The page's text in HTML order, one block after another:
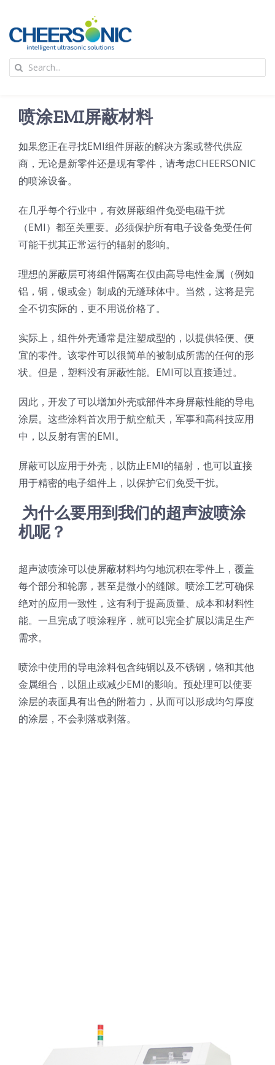
content
应用
超声波设备
技术及原理
氢能技术科普
光伏技术科普
半导体技术科普
医疗器械技术科普
超声波喷涂原理
喷涂的影响因素
超声波喷雾成型系统
流量
耐化学腐蚀的喷嘴
新闻
联系我们
关于我们
中文
中文
Search
喷涂EMI屏蔽材料
如果您正在寻找EMI组件屏蔽的解决方案或替代供应
商，无论是新零件还是现有零件，请考虑CHEERSONIC
的喷涂设备。
在几乎每个行业中，有效屏蔽组件免受电磁干扰
（EMI）都至关重要。必须保护所有电子设备免受任何
可能干扰其正常运行的辐射的影响。
理想的屏蔽层可将组件隔离在仅由高导电性金属（例如
铝，铜，银或金）制成的无缝球体中。当然，这将是完
全不切实际的，更不用说价格了。
实际上，组件外壳通常是注塑成型的，以提供轻便、便
宜的零件。该零件可以很简单的被制成所需的任何的形
状。但是，塑料没有屏蔽性能。EMI可以直接通过。
因此，开发了可以增加外壳或部件本身屏蔽性能的导电
涂层。这些涂料首次用于航空航天，军事和高科技应用
中，以反射有害的EMI。
屏蔽可以应用于外壳，以防止EMI的辐射，也可以直接
用于精密的电子组件上，以保护它们免受干扰。
为什么要用到我们的超声波喷涂
机呢？
超声波喷涂可以使屏蔽材料均匀地沉积在零件上，覆盖
每个部分和轮廓，甚至是微小的缝隙。喷涂工艺可确保
绝对的应用一致性，这有利于提高质量、成本和材料性
能。一旦完成了喷涂程序，就可以完全扩展以满足生产
需求。
喷涂中使用的导电涂料包含纯铜以及不锈钢，铬和其他
金属组合，以阻止或减少EMI的影响。预处理可以使要
涂层的表面具有出色的附着力，从而可以形成均匀厚度
的涂层，不会剥落或剥落。